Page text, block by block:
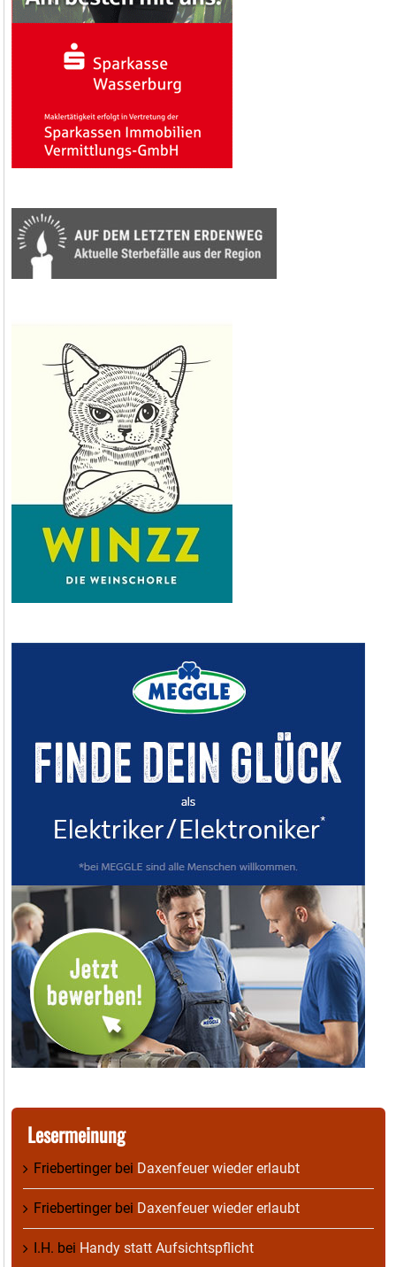
Lesermeinung
Friebertingerbei Daxenfeuer wieder erlaubt
Friebertingerbei Daxenfeuer wieder erlaubt
I.H. bei Handy statt Aufsichtspflicht